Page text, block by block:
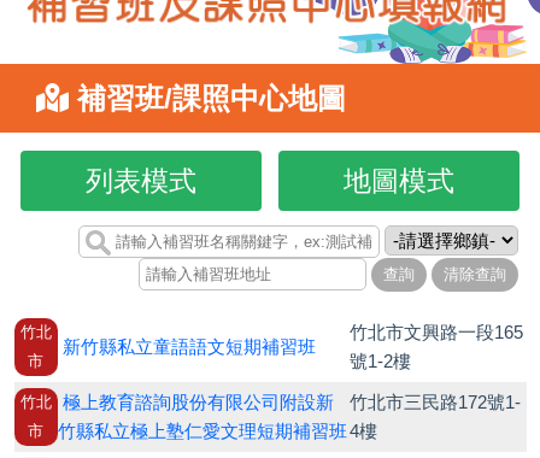
表單下載
地圖查詢
相關網站
填報登入
補習班/課照中心地圖
竹北
市
新竹縣私立童語語文短期補習班
竹北市文興路一段165
號1-2樓
竹北
市
極上教育諮詢股份有限公司附設新
竹縣私立極上塾仁愛文理短期補習班
竹北市三民路172號1-
4樓